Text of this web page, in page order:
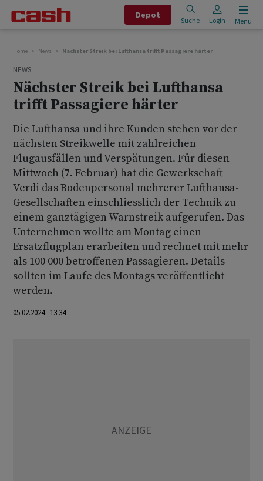
Depot
Suche Login Menu
Home News Nächster Streik bei Lufthansa trifft Passagiere härter
NEWS
Nächster Streik bei Lufthansa
trifft Passagiere härter
Die Lufthansa und ihre Kunden stehen vor der
nächsten Streikwelle mit zahlreichen
Flugausfällen und Verspätungen. Für diesen
Mittwoch (7. Februar) hat die Gewerkschaft
Verdi das Bodenpersonal mehrerer Lufthansa-
Gesellschaften einschliesslich der Technik zu
einem ganztägigen Warnstreik aufgerufen. Das
Unternehmen wollte am Montag einen
Ersatzflugplan erarbeiten und rechnet mit mehr
als 100 000 betroffenen Passagieren. Details
sollten im Laufe des Montags veröffentlicht
werden.
05.02.2024 13:34